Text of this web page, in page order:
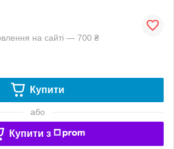
на сайті — 700 ₴
Купити
або
Купити з